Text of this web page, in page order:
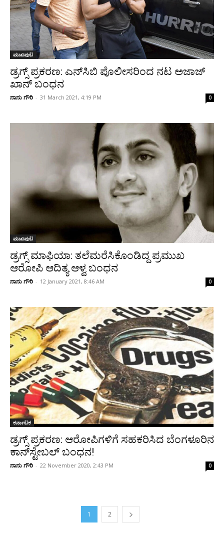
ಮುಖಪುಟ
ಡ್ರಗ್ಸ್‌ ಪ್ರಕರಣ: ಎನ್‌ಸಿಬಿ ಪೊಲೀಸರಿಂದ ನಟ ಅಜಾಜ್
ಖಾನ್ ಬಂಧನ
ನಾನು ಗೌರಿ - 31 March 2021, 4:19 PM 0
ಮುಖಪುಟ
ಡ್ರಗ್ಸ್‌ ಮಾಫಿಯಾ: ತಲೆಮರೆಸಿಕೊಂಡಿದ್ದ ಪ್ರಮುಖ
ಆರೋಪಿ ಆದಿತ್ಯ ಆಳ್ವ ಬಂಧನ
ನಾನು ಗೌರಿ - 12 January 2021, 8:46 AM 0
ಕರ್ನಾಟಕ
ಡ್ರಗ್ಸ್‌ ಪ್ರಕರಣ: ಆರೋಪಿಗಳಿಗೆ ಸಹಕರಿಸಿದ ಬೆಂಗಳೂರಿನ
ಕಾನ್‌ಸ್ಟೇಬಲ್ ಬಂಧನ!
ನಾನು ಗೌರಿ - 22 November 2020, 2:43 PM 0
1 2